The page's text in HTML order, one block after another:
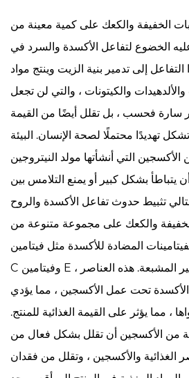
الخفيفة والكعك على كمية معينة من
الخضوع لتفاعل الأكسدة والسرد في
إلى تدمير بنية الزيت وينتج مواد
والكيتونات ، والتي لن تجعل
سارة فحسب ، بل تقلل أيضًا من القيمة
تهديدًا محتملًا لصحة الإنسان. البيئة
الأكسجين التي أنشأتها مولد النيتروجين PSA للوجبات
يتباطأ بشكل كبير أو يمنع التلامس بين
والكعك على مجموعة متنوعة من
المضادة للأكسدة مثل فيتامين
C وفيتامين E ، وبعض الأحماض الدهنية غير المشبعة. هذه العناصر
الأكسدة تحت عمل الأكسجين ، مما يؤدي
، مما يؤثر على القيمة الغذائية للمنتج.
من الأكسجين أن تقلل بشكل فعال من
الغذائية والأكسجين ، وتقلل من فقدان